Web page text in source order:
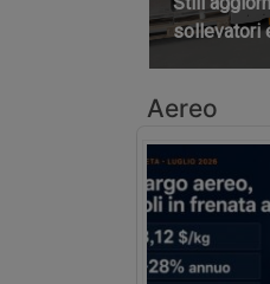
sollevatori
Aereo